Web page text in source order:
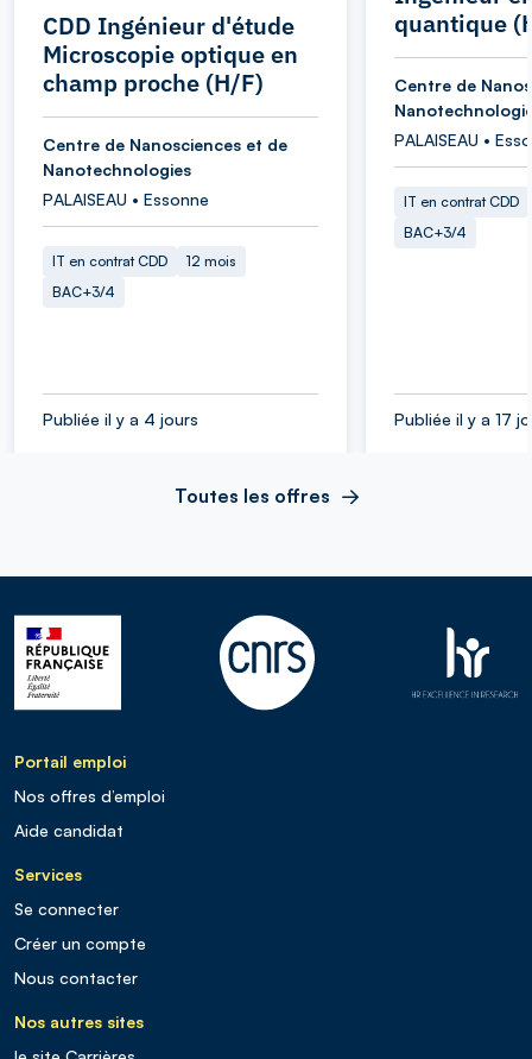
CDD Ingénieur d'étude
Microscopie optique en
champ proche (H/F)
Centre de Nanosciences et de
Nanotechnologies
PALAISEAU • Essonne
IT en contrat CDD
12 mois
BAC+3/4
Publiée il y a 4 jours
quantique
Centre de
PALAISEAU •
IT en contrat CDD
BAC+3/4
Publiée il y a 17
Toutes les offres
Portail emploi
Nos offres d’emploi
Aide candidat
Services
Se connecter
Créer un compte
Nous contacter
Nos autres sites